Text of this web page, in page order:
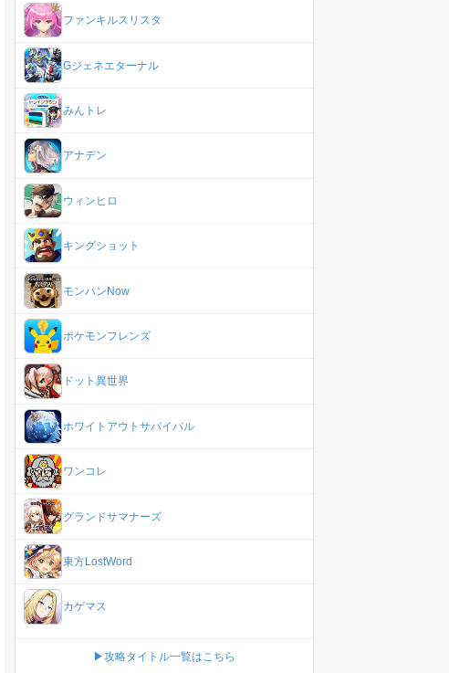
ファンキルスリスタ
Gジェネエターナル
みんトレ
アナデン
ウィンヒロ
キングショット
モンハンNow
ポケモンフレンズ
ドット異世界
ホワイトアウトサバイバル
ワンコレ
グランドサマナーズ
東方LostWord
カゲマス
▶攻略タイトル一覧はこちら